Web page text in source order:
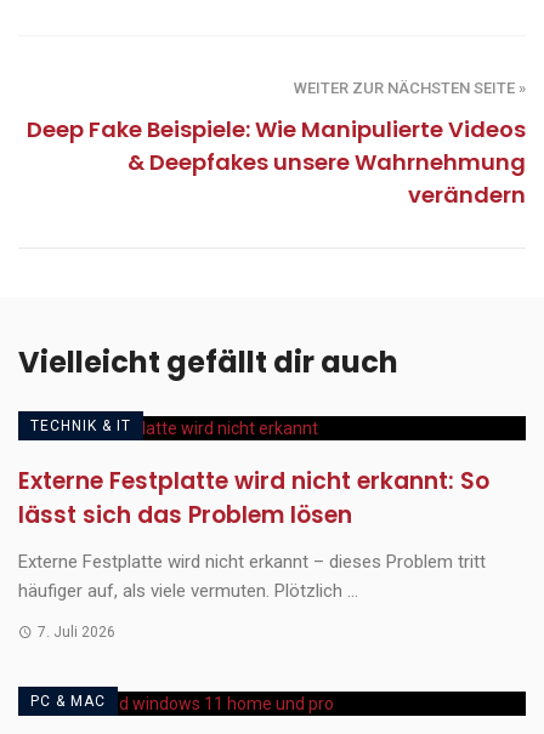
WEITER ZUR NÄCHSTEN SEITE »
Deep Fake Beispiele: Wie Manipulierte Videos
& Deepfakes unsere Wahrnehmung
verändern
Vielleicht gefällt dir auch
TECHNIK & IT
Externe Festplatte wird nicht erkannt: So
lässt sich das Problem lösen
Externe Festplatte wird nicht erkannt – dieses Problem tritt
häufiger auf, als viele vermuten. Plötzlich ...
7. Juli 2026
PC & MAC